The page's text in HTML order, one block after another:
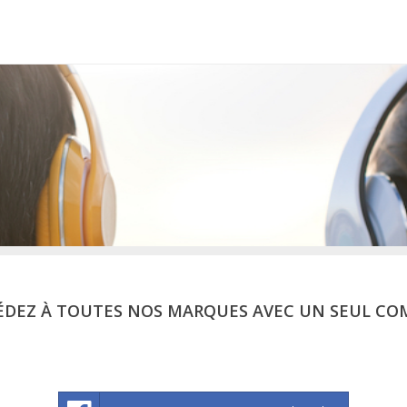
À TOUTES NOS MARQUES AVEC UN SEUL